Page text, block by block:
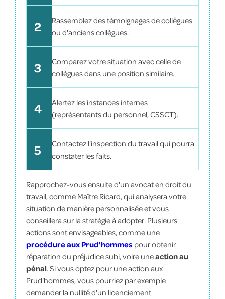
2
Rassemblez des témoignages de collègues
ou d'anciens collègues.
3
Comparez votre situation avec celle de
collègues dans une position similaire.
4
Alertez les instances internes
(représentants du personnel, CSSCT).
5
Contactez l'inspection du travail qui pourra
constater les faits.
Rapprochez-vous ensuite d'un avocat en droit du
travail, comme Maître Ricard, qui analysera votre
situation de manière personnalisée et vous
conseillera sur la stratégie à adopter. Plusieurs
actions sont envisageables, comme une
procédure aux Prud'hommes pour obtenir
réparation du préjudice subi, voire uneaction au
pénal. Si vous optez pour une action aux
Prud'hommes, vous pourriez par exemple
demander la nullité d'un licenciement